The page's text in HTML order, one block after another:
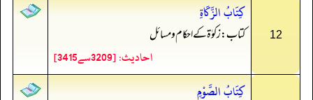
12
كِتَابُ الزَّكَاةِ
کتاب: زکوٰۃ کے احکام و مسائل
احادیث: [3209سے3415]
كِتَابُ الصَّوْمِ